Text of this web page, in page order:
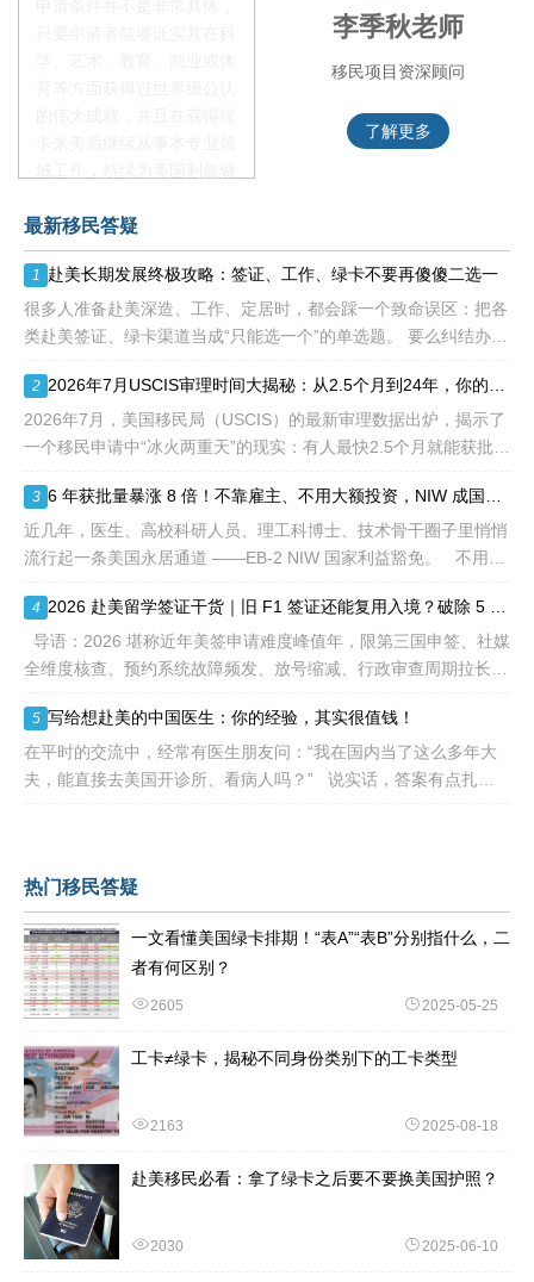
额占全球移民签证配额的
28.6%，即大约4万个移民
签证，都会用于满足"优
先"移民类别的申请。EB1A
不需要雇主支持、不用办理
等的限制，所以也愈来愈受
到中国杰出人才的青睐。
李季秋老师
移民项目资深顾问
了解更多
最新移民答疑
1
赴美长期发展终极攻略：签证、工作、绿卡不要再傻傻二选一
很多人准备赴美深造、工作、定居时，都会踩一个致命误区：把各
类赴美签证、绿卡渠道当成“只能选一个”的单选题。 要么纠结办哪
突、白白浪费几年
2
2026年7月，美国移民局（USCIS）的最新审理数据出炉，揭示了
一个移民申请中“冰火两重天”的现实：有人最快2.5个月就能获批，
一
3
近几年，医生、高校科研人员、理工科博士、技术骨干圈子里悄悄
流行起一条美国永居通道 ——EB-2 NIW 国家利益豁免。 不用提
4
全维度核查、预约系统故障频发、放号缩减、行政审查周期拉长，
5 写给想赴美的中国医生：你的经验，其实很值钱！
在平时的交流中，经常有医生朋友问：“我在国内当了这么多年大
夫，能直接去美国开诊所、看病人吗？” 说实话，答案有点扎
热门移民答疑
一文看懂美国绿卡排期！“表A”“表B”分别指什么，二
者有何区别？
2605 2025-05-25
工卡≠绿卡，揭秘不同身份类别下的工卡类型
2163 2025-08-18
赴美移民必看：拿了绿卡之后要不要换美国护照？
2030 2025-06-10